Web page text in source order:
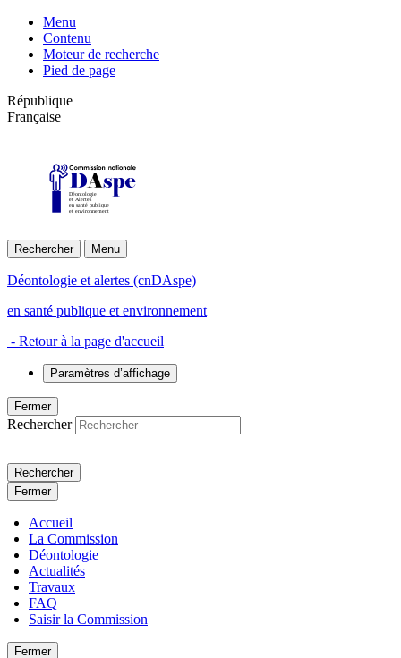
Menu
Contenu
Moteur de recherche
Pied de page
République
Française
Déontologie
et Alertes
en santé publique
et environnement
Rechercher Menu
Déontologie et alertes (cnDAspe)
en santé publique et environnement
- Retour à la page d'accueil
Paramètres d’affichage
Fermer
Rechercher
Rechercher
Fermer
Accueil
La Commission
Déontologie
Actualités
Travaux
FAQ
Saisir la Commission
Fermer